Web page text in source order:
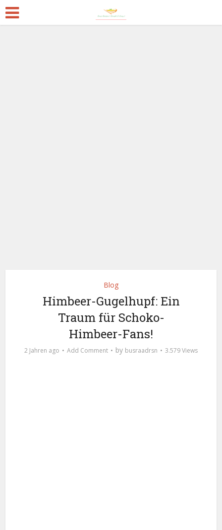
Blog
Himbeer-Gugelhupf: Ein
Traum für Schoko-
Himbeer-Fans!
2 Jahren ago Add Comment by busraadrsn 3.579 Views